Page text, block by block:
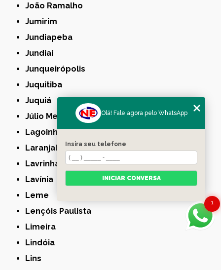
João Ramalho
Jumirim
Jundiapeba
Jundiaí
Junqueirópolis
Juquitiba
Juquiá
Júlio Mesquita
Lagoinha
Laranjal Paulista
Lavrinhas
Lavínia
Leme
Lençóis Paulista
Limeira
Lindóia
Lins
1
Olá! Fale agora pelo WhatsApp
Insira seu telefone
INICIAR CONVERSA